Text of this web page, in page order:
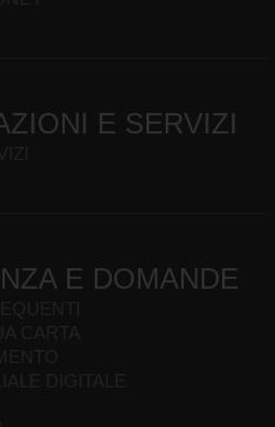
E SERVIZI
E DOMANDE